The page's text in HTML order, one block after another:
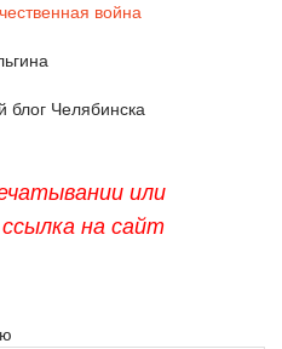
война
блог Челябинска
или
на сайт